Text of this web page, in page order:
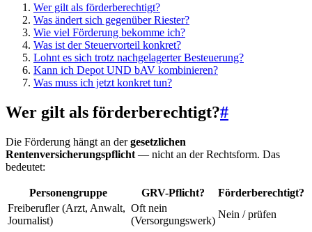
Wer gilt als förderberechtigt?
Was ändert sich gegenüber Riester?
Wie viel Förderung bekomme ich?
Was ist der Steuervorteil konkret?
Lohnt es sich trotz nachgelagerter Besteuerung?
Kann ich Depot UND bAV kombinieren?
Was muss ich jetzt konkret tun?
Wer gilt als förderberechtigt?#
Die Förderung hängt an dergesetzlichen
Rentenversicherungspflicht — nicht an der Rechtsform. Das
bedeutet:
Personengruppe GRV-Pflicht?
Förderberechtigt?
Freiberufler (Arzt, Anwalt,
Journalist)
Oft nein
(Versorgungswerk)
Nein / prüfen